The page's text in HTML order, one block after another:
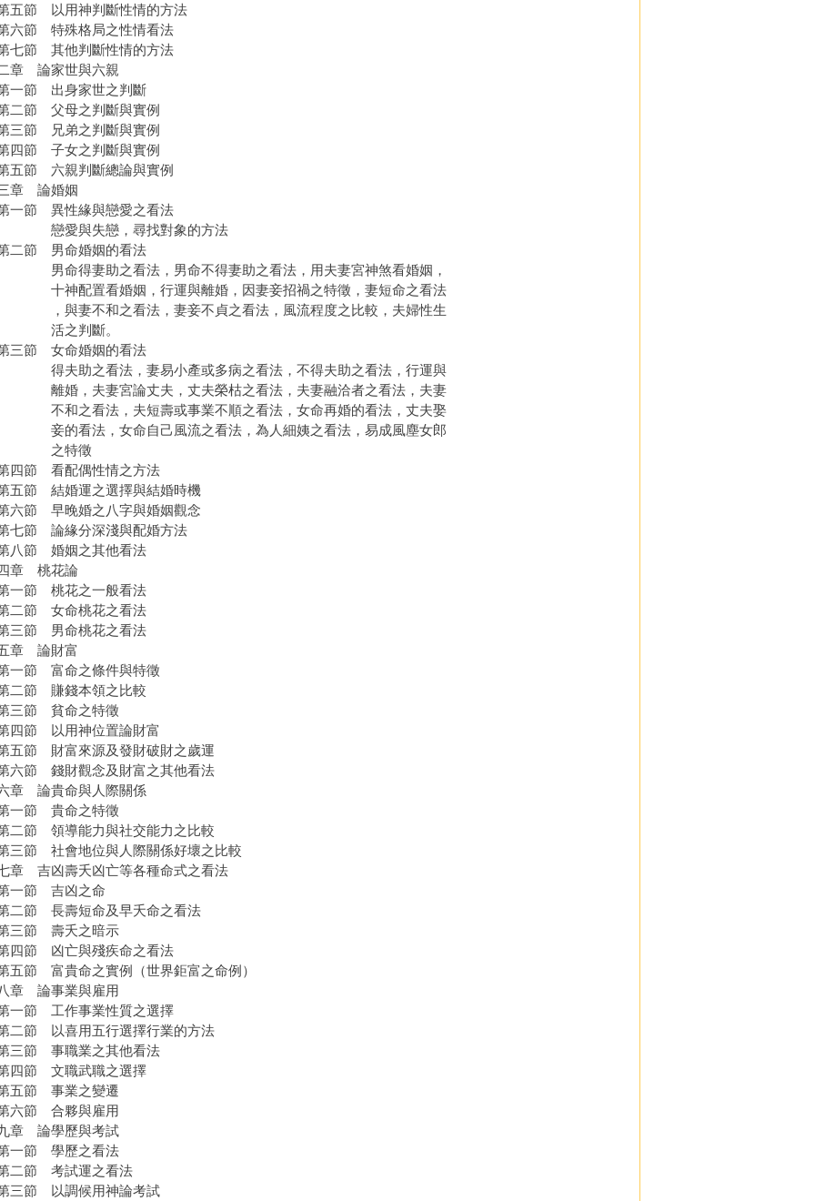
節 以用神判斷性情的方法
節 特殊格局之性情看法
節 其他判斷性情的方法
章 論家世與六親
節 出身家世之判斷
節 父母之判斷與實例
節 兄弟之判斷與實例
節 子女之判斷與實例
節 六親判斷總論與實例
章 論婚姻
節 異性緣與戀愛之看法
與失戀，尋找對象的方法
節 男命婚姻的看法
得妻助之看法，男命不得妻助之看法，用夫妻宮神煞看婚姻，
配置看婚姻，行運與離婚，因妻妾招禍之特徵，妻短命之看法
妻不和之看法，妻妾不貞之看法，風流程度之比較，夫婦性生
之判斷。
節 女命婚姻的看法
助之看法，妻易小產或多病之看法，不得夫助之看法，行運與
，夫妻宮論丈夫，丈夫榮枯之看法，夫妻融洽者之看法，夫妻
之看法，夫短壽或事業不順之看法，女命再婚的看法，丈夫娶
看法，女命自己風流之看法，為人細姨之看法，易成風塵女郎
特徵
節 看配偶性情之方法
節 結婚運之選擇與結婚時機
節 早晚婚之八字與婚姻觀念
節 論緣分深淺與配婚方法
節 婚姻之其他看法
章 桃花論
節 桃花之一般看法
節 女命桃花之看法
節 男命桃花之看法
章 論財富
節 富命之條件與特徵
節 賺錢本領之比較
節 貧命之特徵
節 以用神位置論財富
節 財富來源及發財破財之歲運
節 錢財觀念及財富之其他看法
章 論貴命與人際關係
節 貴命之特徵
節 領導能力與社交能力之比較
節 社會地位與人際關係好壞之比較
章 吉凶壽夭凶亡等各種命式之看法
節 吉凶之命
節 長壽短命及早夭命之看法
節 壽夭之暗示
節 凶亡與殘疾命之看法
節 富貴命之實例（世界鉅富之命例）
章 論事業與雇用
節 工作事業性質之選擇
節 以喜用五行選擇行業的方法
節 事職業之其他看法
節 文職武職之選擇
節 事業之變遷
節 合夥與雇用
章 論學歷與考試
節 學歷之看法
節 考試運之看法
節 以調候用神論考試